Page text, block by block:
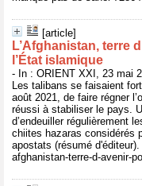
[article]
L’Afghanistan, terre
l’État islamique
- In : ORIENT XXI, 23 mai
Les talibans se faisaient
août 2021, de faire régner
réussi à stabiliser le pays.
d’endeuiller régulièrement
chiites hazaras considérés
apostats (résumé
afghanistan-terre-d-avenir-